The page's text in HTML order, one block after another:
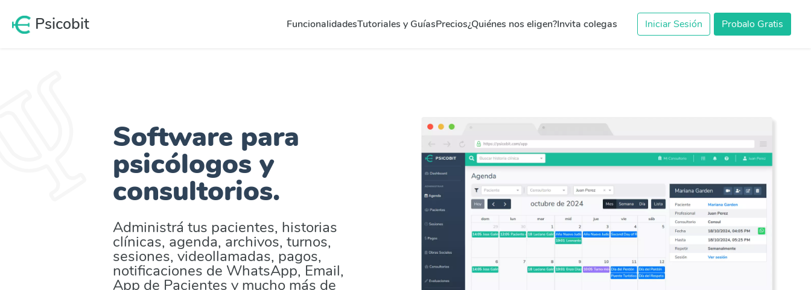
Psicobit FuncionalidadesTutoriales y GuíasPrecios¿Quiénes nos eligen?Invita colegas Iniciar Sesión Probalo Gratis
Software para
psicólogos y
consultorios.
Administrá tus pacientes, historias
clínicas, agenda, archivos, turnos,
sesiones, videollamadas, pagos,
notificaciones de WhatsApp, Email,
App de Pacientes y mucho más de